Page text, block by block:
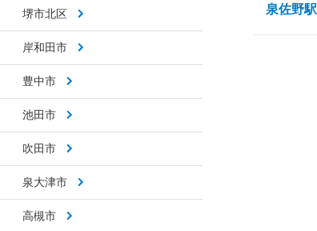
堺市北区
岸和田市
豊中市
池田市
吹田市
泉大津市
高槻市
泉佐野駅